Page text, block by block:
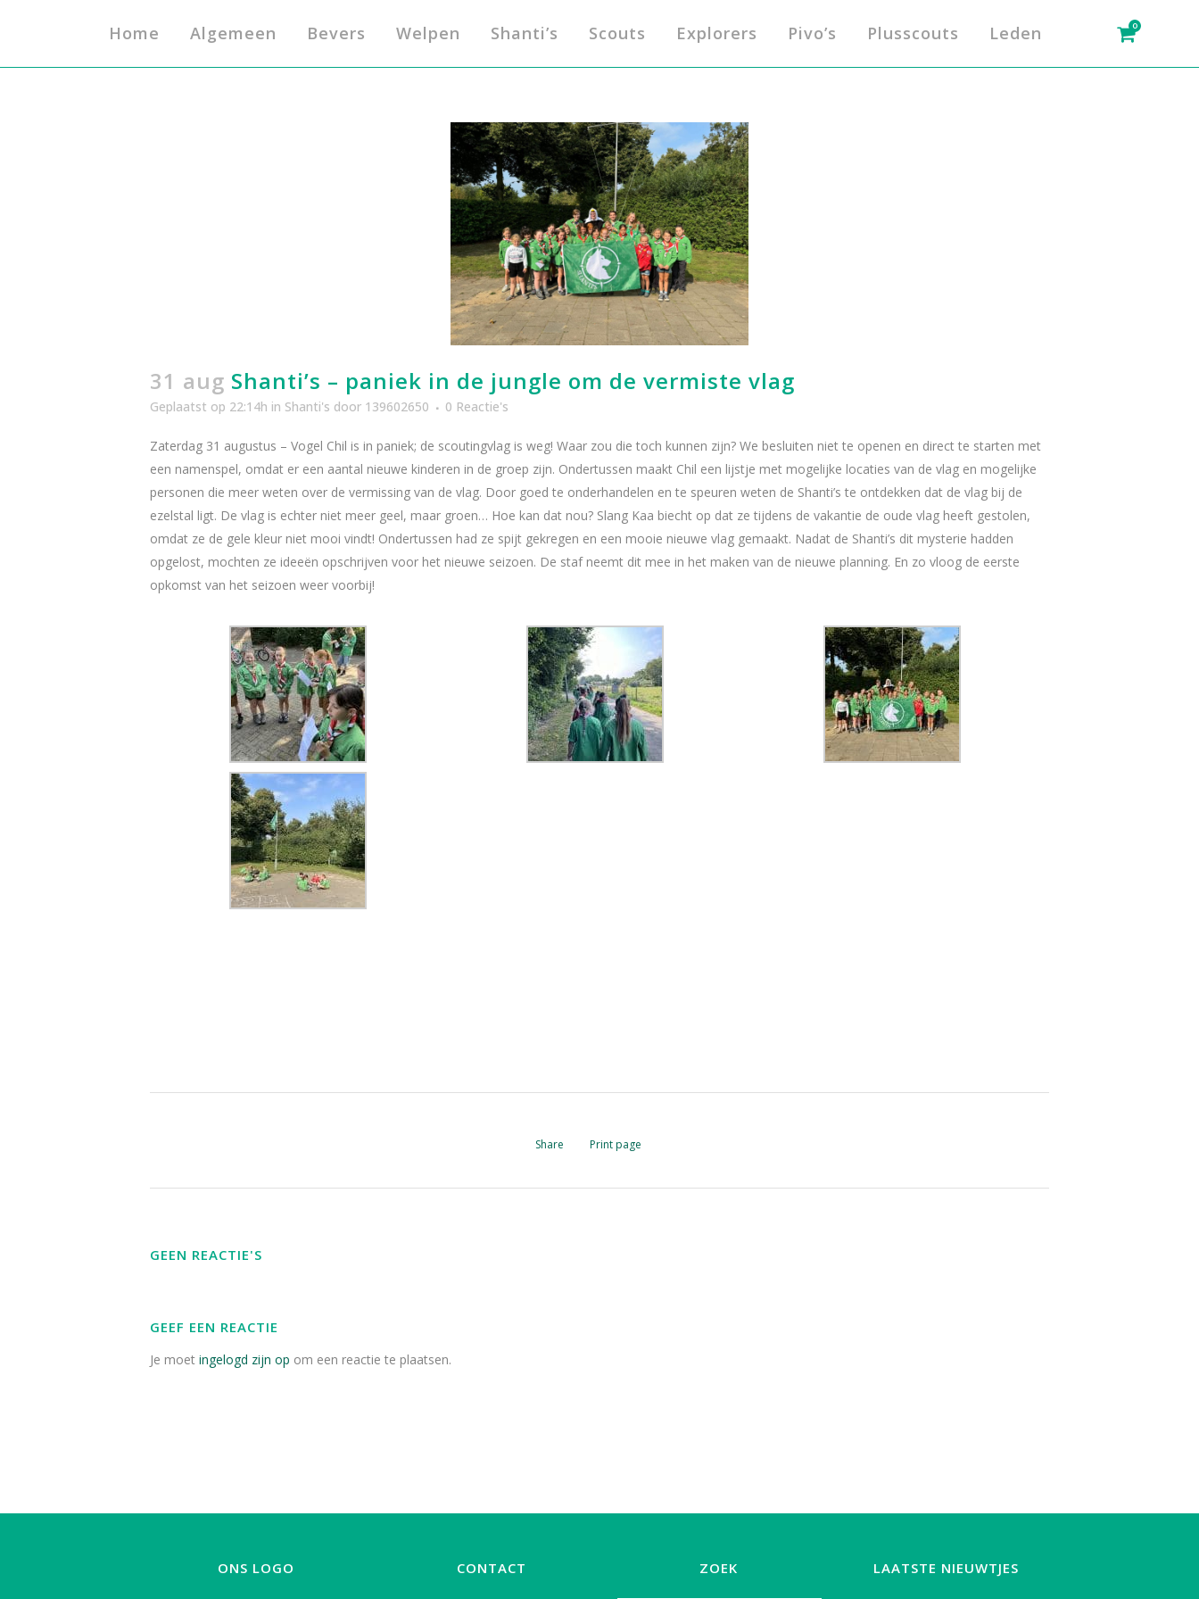
0
Home Algemeen Bevers Welpen Shanti’s Scouts Explorers Pivo’s Plusscouts Leden
31 aug Shanti’s – paniek in de jungle om de vermiste vlag
Geplaatst op 22:14h in Shanti's door 139602650 0 Reactie's
Zaterdag 31 augustus – Vogel Chil is in paniek; de scoutingvlag is weg! Waar zou die toch kunnen zijn? We besluiten niet te openen en direct te starten met
een namenspel, omdat er een aantal nieuwe kinderen in de groep zijn. Ondertussen maakt Chil een lijstje met mogelijke locaties van de vlag en mogelijke
personen die meer weten over de vermissing van de vlag. Door goed te onderhandelen en te speuren weten de Shanti’s te ontdekken dat de vlag bij de
ezelstal ligt. De vlag is echter niet meer geel, maar groen… Hoe kan dat nou? Slang Kaa biecht op dat ze tijdens de vakantie de oude vlag heeft gestolen,
omdat ze de gele kleur niet mooi vindt! Ondertussen had ze spijt gekregen en een mooie nieuwe vlag gemaakt. Nadat de Shanti’s dit mysterie hadden
opgelost, mochten ze ideeën opschrijven voor het nieuwe seizoen. De staf neemt dit mee in het maken van de nieuwe planning. En zo vloog de eerste
opkomst van het seizoen weer voorbij!
Share Print page
GEEN REACTIE'S
GEEF EEN REACTIE
Je moet ingelogd zijn op om een reactie te plaatsen.
ONS LOGO CONTACT ZOEK LAATSTE NIEUWTJES